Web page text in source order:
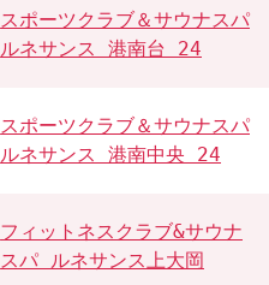
スポーツクラブ＆サウナスパ
ルネサンス 港南台 24
スポーツクラブ＆サウナスパ
ルネサンス 港南中央 24
フィットネスクラブ&サウナ
スパ ルネサンス上大岡